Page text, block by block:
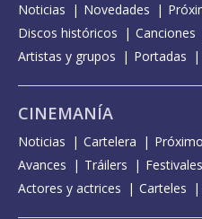
Noticias Novedades
Discos históricos
Canciones
Artistas y grupos
Portadas
CINEMANÍA
Noticias Cartelera
Avances
Tráilers
Actores y actrices
Carteles